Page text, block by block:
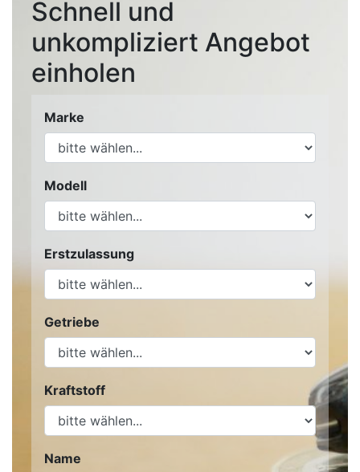
Schnell und
unkompliziert Angebot
einholen
Marke
Modell
Erstzulassung
Getriebe
Kraftstoff
Name